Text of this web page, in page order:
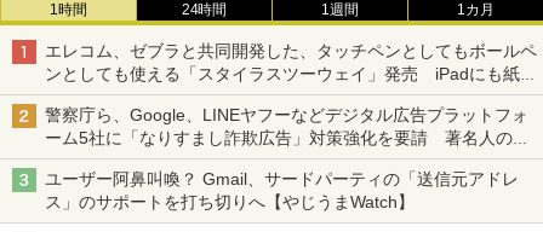
1時間 24時間 1週間 1カ月
エレコム、ゼブラと共同開発した、タッチペンとしてもボールペ
ンとしても使える「スタイラスツーウェイ」発売 iPadにも紙に
も、持ち替えずに書き込める
警察庁ら、Google、LINEヤフーなどデジタル広告プラットフォ
ーム5社に「なりすまし詐欺広告」対策強化を要請 著名人の写
真や映像を使った投資詐欺などへの対策として
ユーザー阿鼻叫喚？ Gmail、サードパーティの「送信元アドレ
ス」のサポートを打ち切りへ【やじうまWatch】